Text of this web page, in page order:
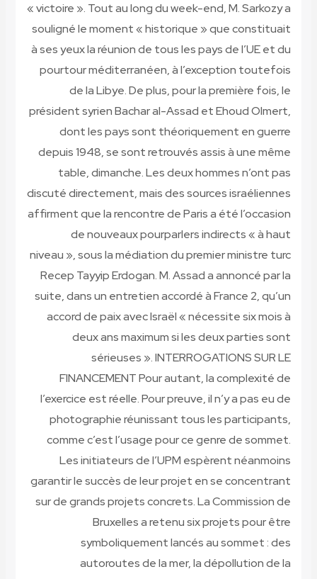
« victoire ». Tout au long du week-end, M. Sarkozy a
souligné le moment « historique » que constituait
à ses yeux la réunion de tous les pays de l’UE et du
pourtour méditerranéen, à l’exception toutefois
de la Libye. De plus, pour la première fois, le
président syrien Bachar al-Assad et Ehoud Olmert,
dont les pays sont théoriquement en guerre
depuis 1948, se sont retrouvés assis à une même
table, dimanche. Les deux hommes n’ont pas
discuté directement, mais des sources israéliennes
affirment que la rencontre de Paris a été l’occasion
de nouveaux pourparlers indirects « à haut
niveau », sous la médiation du premier ministre turc
Recep Tayyip Erdogan. M. Assad a annoncé par la
suite, dans un entretien accordé à France 2, qu’un
accord de paix avec Israël « nécessite six mois à
deux ans maximum si les deux parties sont
sérieuses ». INTERROGATIONS SUR LE
FINANCEMENT Pour autant, la complexité de
l’exercice est réelle. Pour preuve, il n’y a pas eu de
photographie réunissant tous les participants,
comme c’est l’usage pour ce genre de sommet.
Les initiateurs de l’UPM espèrent néanmoins
garantir le succès de leur projet en se concentrant
sur de grands projets concrets. La Commission de
Bruxelles a retenu six projets pour être
symboliquement lancés au sommet : des
autoroutes de la mer, la dépollution de la